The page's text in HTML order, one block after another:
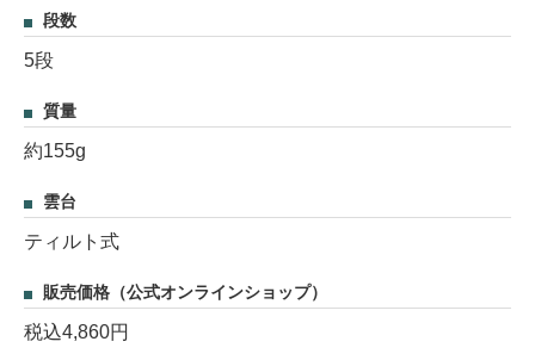
段数
5段
質量
約155g
雲台
ティルト式
販売価格（公式オンラインショップ）
税込4,860円